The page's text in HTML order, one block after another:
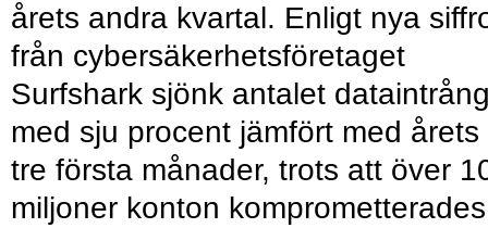
årets andra kvartal. Enligt nya
från cybersäkerhetsföretaget
Surfshark sjönk antalet
med sju procent jämfört med årets
tre första månader, trots att över
miljoner konton komprometterades